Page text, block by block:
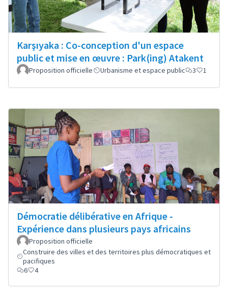
Karşıyaka : Co-conception d'un espace
public et mise en œuvre : Park(ing) Atakent
Proposition officielle Urbanisme et espace public 3 1
Démocratie délibérative en Afrique -
Expérience dans plusieurs pays africains
Proposition officielle
Construire des villes et des territoires plus démocratiques et
pacifiques
6
4